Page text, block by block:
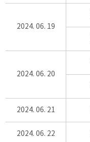
2024. 06. 19
2024. 06. 20
2024. 06. 21
2024. 06. 22